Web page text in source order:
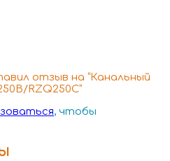
отзыв на “Канальный
RZQ250C”
, чтобы